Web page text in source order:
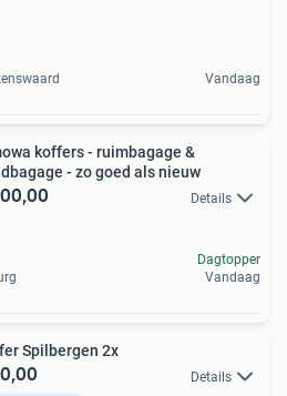
Vandaag
koffers - ruimbagage &
- zo goed als nieuw
Details
Dagtopper
Vandaag
Spilbergen 2x
Details